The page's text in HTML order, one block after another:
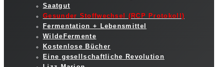
Saatgut
Gesunder Stoffwechsel (RCP Protokoll)
Fermentation + Lebensmittel
WildeFermente
Kostenlose Bücher
Eine gesellschaftliche Revolution